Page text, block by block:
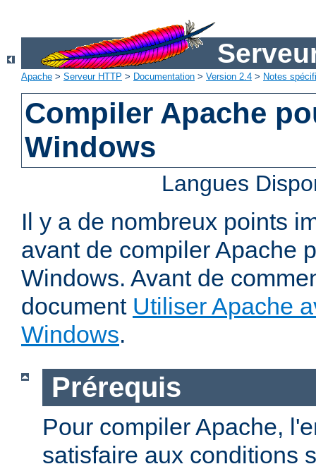
Apache > Serveur HTTP > Documentation > Version 2.4 > Notes
Compiler Apache
Windows
Langues
Il y a de nombreux points
avant de compiler Apache
Windows. Avant de
document Utiliser Apache
Windows.
Prérequis
Pour compiler Apache,
satisfaire aux conditions